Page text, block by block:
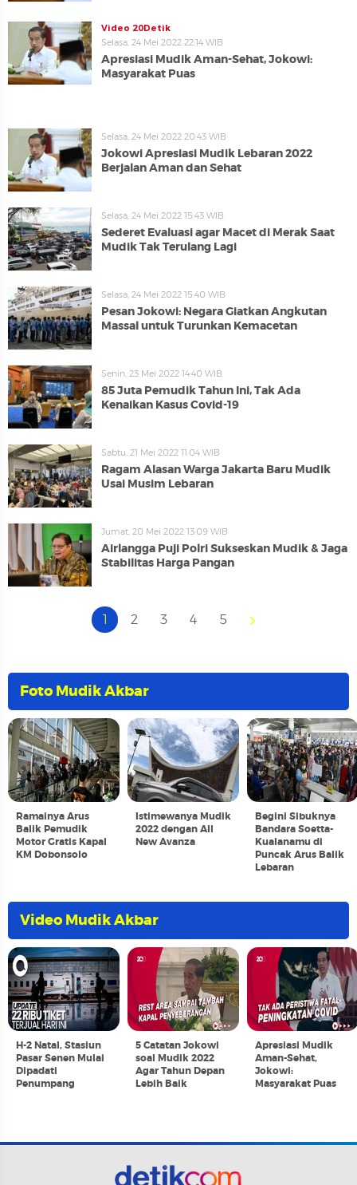
Video 20Detik
Selasa, 24 Mei 2022 22:14 WIB
Apresiasi Mudik Aman-Sehat, Jokowi:
Masyarakat Puas
Selasa, 24 Mei 2022 20:43 WIB
Jokowi Apresiasi Mudik Lebaran 2022
Berjalan Aman dan Sehat
Selasa, 24 Mei 2022 15:43 WIB
Sederet Evaluasi agar Macet di Merak Saat
Mudik Tak Terulang Lagi
Selasa, 24 Mei 2022 15:40 WIB
Pesan Jokowi: Negara Giatkan Angkutan
Massal untuk Turunkan Kemacetan
Senin, 23 Mei 2022 14:40 WIB
85 Juta Pemudik Tahun Ini, Tak Ada
Kenaikan Kasus Covid-19
Sabtu, 21 Mei 2022 11:04 WIB
Ragam Alasan Warga Jakarta Baru Mudik
Usai Musim Lebaran
Jumat, 20 Mei 2022 13:09 WIB
Airlangga Puji Polri Sukseskan Mudik & Jaga
Stabilitas Harga Pangan
1 2 3 4 5
Foto Mudik Akbar
Ramainya Arus
Balik Pemudik
Motor Gratis Kapal
KM Dobonsolo
Istimewanya Mudik
2022 dengan All
New Avanza
Begini Sibuknya
Bandara Soetta-
Kualanamu di
Puncak Arus Balik
Lebaran
Video Mudik Akbar
H-2 Natal, Stasiun
Pasar Senen Mulai
Dipadati
Penumpang
5 Catatan Jokowi
soal Mudik 2022
Agar Tahun Depan
Lebih Baik
Apresiasi Mudik
Aman-Sehat,
Jokowi:
Masyarakat Puas